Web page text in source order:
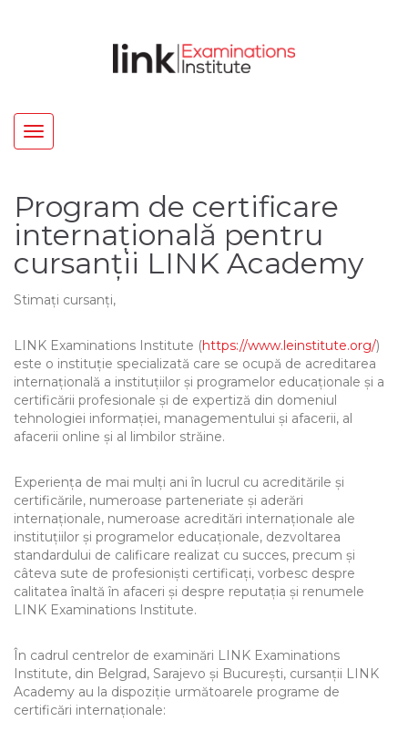
Toggle
navigation
Program de certificare
internațională pentru
cursanții LINK Academy
Stimați cursanți,
LINK Examinations Institute (https://www.leinstitute.org/)
este o instituție specializată care se ocupă de acreditarea
internațională a instituțiilor și programelor educaționale și a
certificării profesionale și de expertiză din domeniul
tehnologiei informației, managementului și afacerii, al
afacerii online și al limbilor străine.
Experiența de mai mulți ani în lucrul cu acreditările și
certificările, numeroase parteneriate și aderări
internaționale, numeroase acreditări internaționale ale
instituțiilor și programelor educaționale, dezvoltarea
standardului de calificare realizat cu succes, precum și
câteva sute de profesioniști certificați, vorbesc despre
calitatea înaltă în afaceri și despre reputația și renumele
LINK Examinations Institute.
În cadrul centrelor de examinări LINK Examinations
Institute, din Belgrad, Sarajevo și București, cursanții LINK
Academy au la dispoziție următoarele programe de
certificări internaționale: